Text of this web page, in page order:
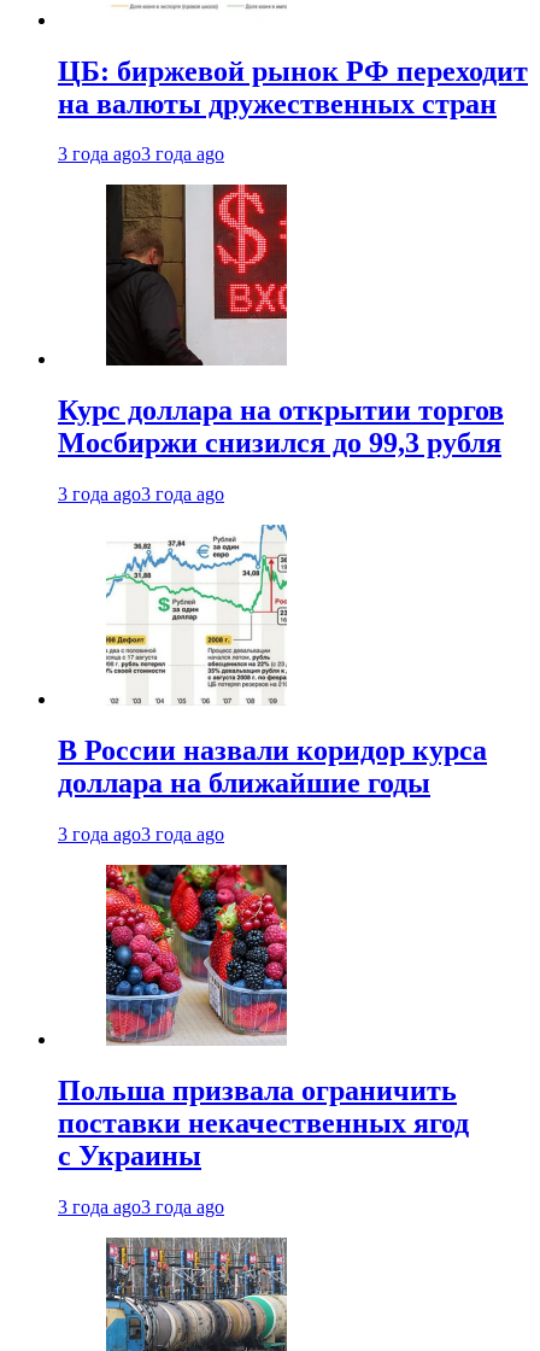
ЦБ: биржевой рынок РФ переходит
на валюты дружественных стран
3 года ago3 года ago
Курс доллара на открытии торгов
Мосбиржи снизился до 99,3 рубля
3 года ago3 года ago
В России назвали коридор курса
доллара на ближайшие годы
3 года ago3 года ago
Польша призвала ограничить
поставки некачественных ягод
с Украины
3 года ago3 года ago